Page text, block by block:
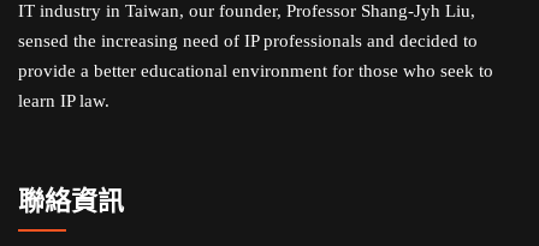
IT industry in Taiwan, our founder, Professor Shang-Jyh Liu,
sensed the increasing need of IP professionals and decided to
provide a better educational environment for those who seek to
learn IP law.
聯絡資訊